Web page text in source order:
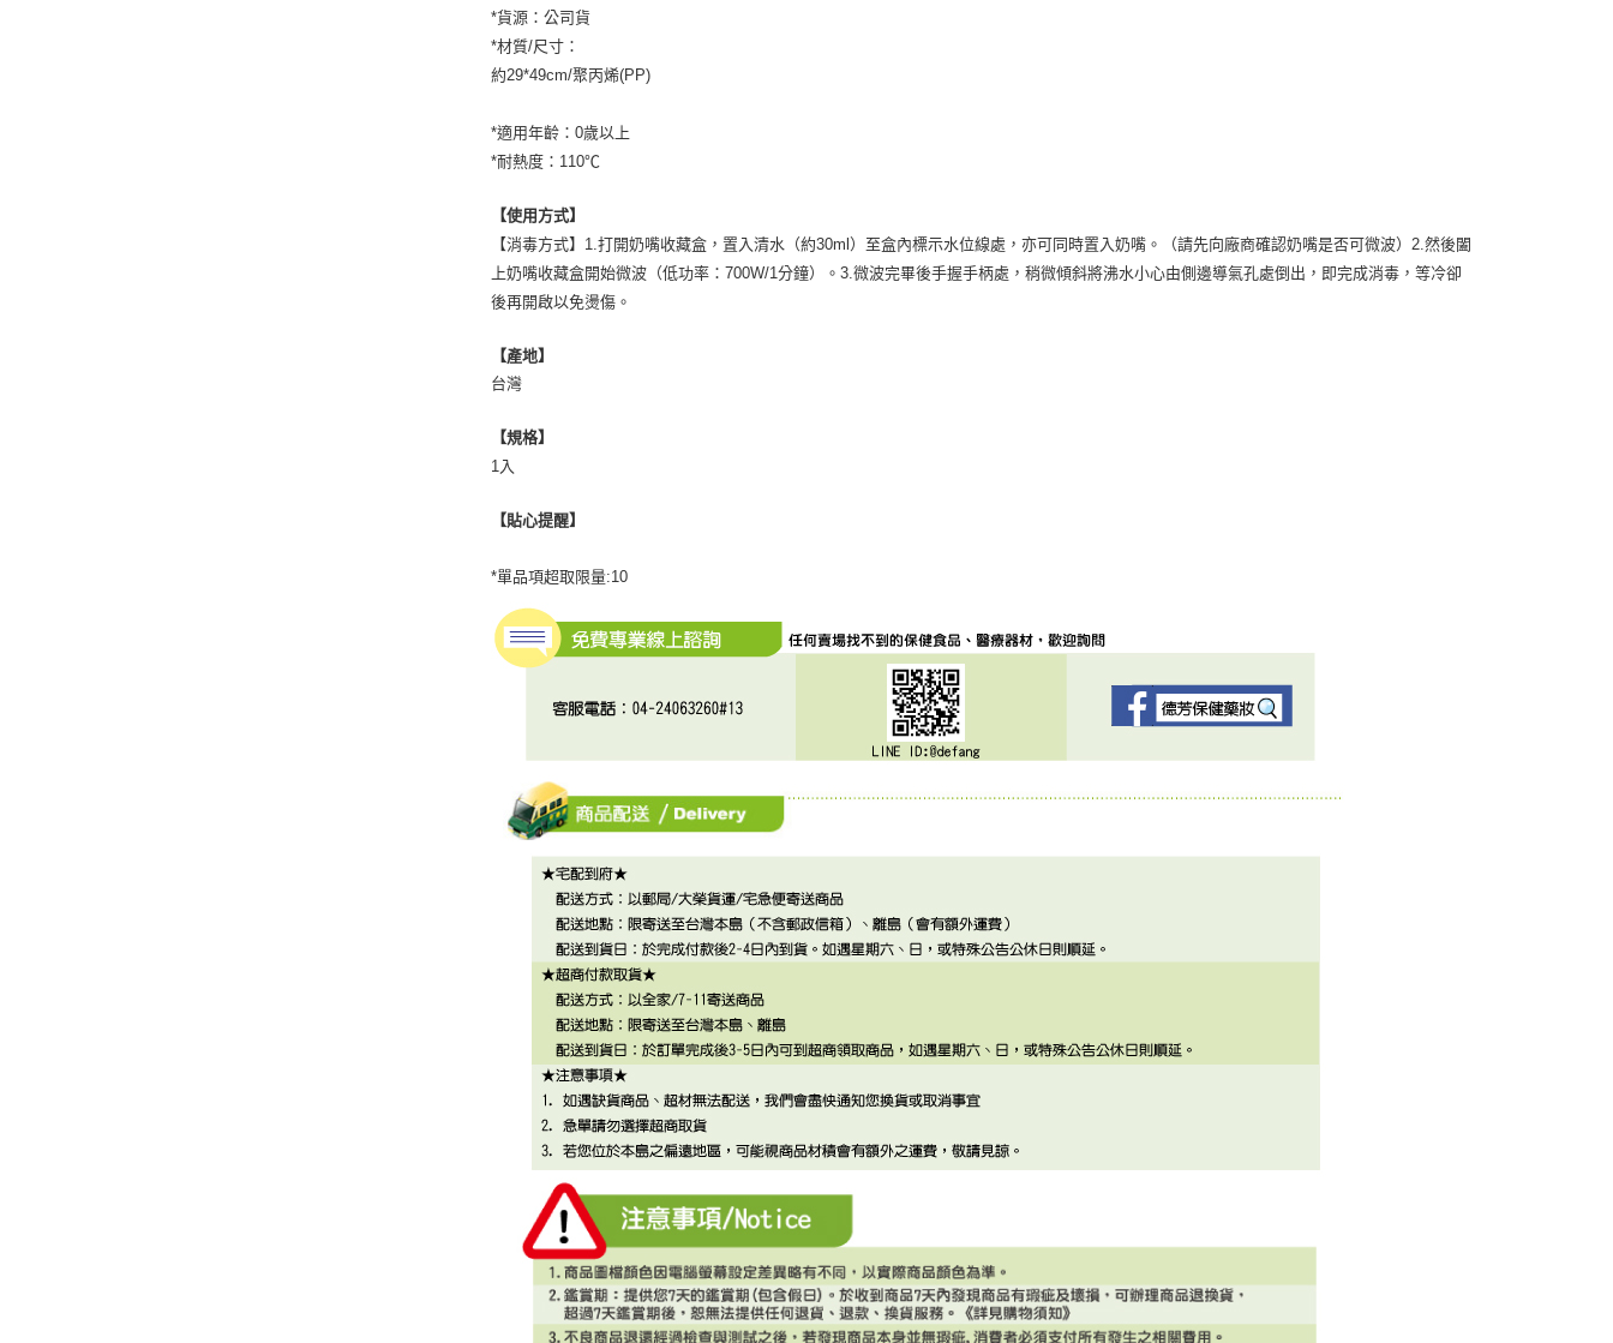
*貨源：公司貨
*材質/尺寸：
約29*49cm/聚丙烯(PP)
*適用年齡：0歲以上
*耐熱度：110℃
【使用方式】
【消毒方式】1.打開奶嘴收藏盒，置入清水（約30ml）至盒內標示水位線處，亦可同時置入奶嘴。（請先向廠商確認奶嘴是否可微波）2.然後闔
上奶嘴收藏盒開始微波（低功率：700W/1分鐘）。3.微波完畢後手握手柄處，稍微傾斜將沸水小心由側邊導氣孔處倒出，即完成消毒，等冷卻
後再開啟以免燙傷。
【產地】
台灣
【規格】
1入
【貼心提醒】
*單品項超取限量:10